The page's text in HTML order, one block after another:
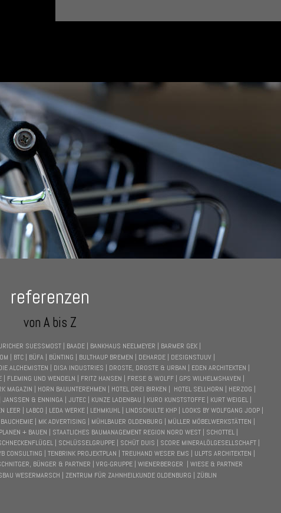
referenzen
von A bis Z
SUESSMOST | BAADE | BANKHAUS NEELMEYER | BARMER GEK |
| BTC | BÜFA | BÜNTING | BULTHAUP BREMEN | DEHARDE | DESIGNSTUUV |
ALCHEMISTEN | DISA INDUSTRIES | DROSTE, DROSTE & URBAN | EDEN ARCHITEKTEN |
| FLEMING UND WENDELN | FRITZ HANSEN | FRESE & WOLFF | GPS WILHELMSHAVEN |
| HORN BAUUNTEREHMEN | HOTEL DREI BIRKEN |  HOTEL SELLHORN | HERZOG |
& ENNINGA | JUTEC | KUNZE LADENBAU | KURO KUNSTSTOFFE | KURT WEIGEL |
LEER | LABCO | LEDA WERKE | LEHMKUHL | LINDSCHULTE KHP | LOOKS BY WOLFGANG JOOP |
| MK ADVERTISING | MÜHLBAUER OLDENBURG | MÜLLER MÖBELWERKSTÄTTEN |
+ BAUEN | STAATLICHES BAUMANAGEMENT REGION NORD WEST | SCHOTTEL |
| SCHLÜSSELGRUPPE | SCHÜT DUIS | SCORE MINERALÖLGESELLSCHAFT |
| TENBRINK PROJEKTPLAN | TREUHAND WESER EMS | ULPTS ARCHITEKTEN |
BÜNGER & PARTNER | VRG-GRUPPE | WIENERBERGER  | WIESE & PARTNER
WESERMARSCH | ZENTRUM FÜR ZAHNHEILKUNDE OLDENBURG | ZÜBLIN